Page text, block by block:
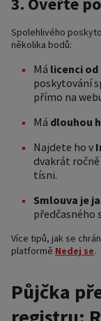
Spolehlivého
několika bodů:
Má licenci od
poskytování
přímo na
Má dlouhou
Najdete ho v
dvakrát ročně
tísni.
Smlouva je
předčasného
Více tipů, jak se
platformě Nedej se.
Půjčka